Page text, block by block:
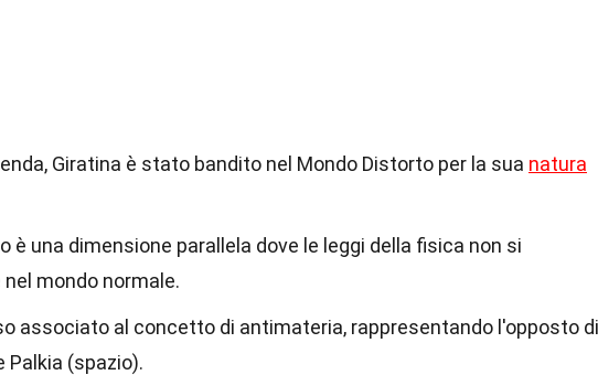
Giratina è stato bandito nel Mondo Distorto per la sua natura
è una dimensione parallela dove le leggi della fisica non si
mondo normale.
associato al concetto di antimateria, rappresentando l'opposto di
Palkia (spazio).